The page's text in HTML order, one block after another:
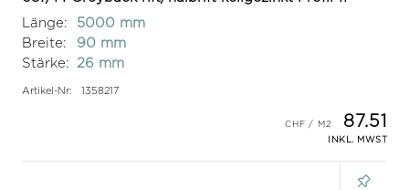
Länge:
5000 mm
Breite:
90 mm
Stärke:
26 mm
Artikel-Nr: 1358217
87.51
INKL. MWST